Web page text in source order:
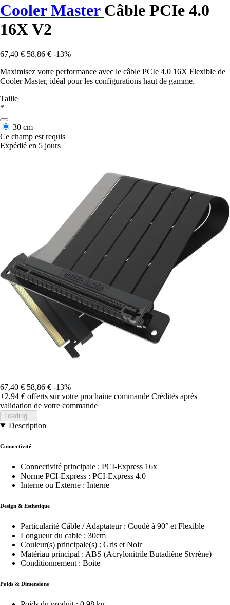
Cooler Master Câble PCIe 4.0
16X V2
67,40 € 58,86 € -13%
Maximisez votre performance avec le câble PCIe 4.0 16X Flexible de
Cooler Master, idéal pour les configurations haut de gamme.
Taille
*
30 cm
Ce champ est requis
Expédié en 5 jours
67,40 € 58,86 € -13%
+2,94 € offerts sur votre prochaine commande Crédités après
validation de votre commande
Loading...
Description
Connectivité
Connectivité principale : PCI-Express 16x
Norme PCI-Express : PCI-Express 4.0
Interne ou Externe : Interne
Design & Esthétique
Particularité Câble / Adaptateur : Coudé à 90° et Flexible
Longueur du cable : 30cm
Couleur(s) principale(s) : Gris et Noir
Matériau principal : ABS (Acrylonitrile Butadiène Styrène)
Conditionnement : Boite
Poids & Dimensions